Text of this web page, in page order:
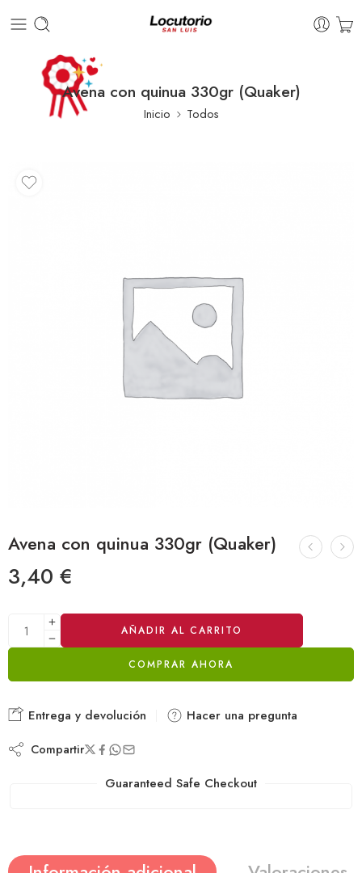
Avena con quinua 330gr (Quaker)
Inicio Todos
Avena con quinua 330gr (Quaker)
3,40 €
AÑADIR AL CARRITO
COMPRAR AHORA
Alternative:
Entrega y devolución Hacer una pregunta
Compartir
Guaranteed Safe Checkout